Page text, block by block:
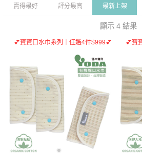
賣得最好 評分最高 最新上架
顯示 4 結果
💕寶寶口水巾系列｜任選4件$999💕 💕寶